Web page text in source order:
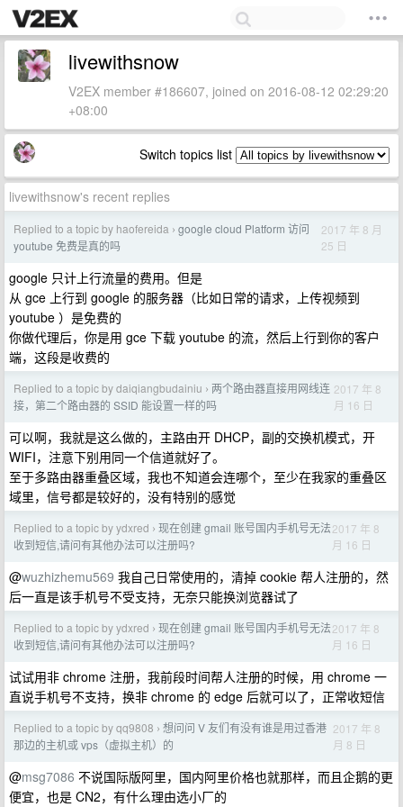
livewithsnow
V2EX member #186607, joined on 2016-08-12 02:29:20
+08:00
Switch topics list
livewithsnow's recent replies
Replied to a topic by haofereida › google cloud Platform 访问
youtube 免费是真的吗
2017 年 8 月
25 日
google 只计上行流量的费用。但是
从 gce 上行到 google 的服务器（比如日常的请求，上传视频到
youtube ）是免费的
你做代理后，你是用 gce 下载 youtube 的流，然后上行到你的客户
端，这段是收费的
Replied to a topic by daiqiangbudainiu › 两个路由器直接用网线连
接，第二个路由器的 SSID 能设置一样的吗
2017 年 8
月 16 日
可以啊，我就是这么做的，主路由开 DHCP，副的交换机模式，开
WIFI，注意下别用同一个信道就好了。
至于多路由器重叠区域，我也不知道会连哪个，至少在我家的重叠区
域里，信号都是较好的，没有特别的感觉
Replied to a topic by ydxred › 现在创建 gmail 账号国内手机号无法
收到短信,请问有其他办法可以注册吗?
2017 年 8
月 16 日
@wuzhizhemu569 我自己日常使用的，清掉 cookie 帮人注册的，然
后一直是该手机号不受支持，无奈只能换浏览器试了
Replied to a topic by ydxred › 现在创建 gmail 账号国内手机号无法
收到短信,请问有其他办法可以注册吗?
2017 年 8
月 16 日
试试用非 chrome 注册，我前段时间帮人注册的时候，用 chrome 一
直说手机号不支持，换非 chrome 的 edge 后就可以了，正常收短信
Replied to a topic by qq9808 › 想问问 V 友们有没有谁是用过香港
那边的主机或 vps（虚拟主机）的
2017 年 8
月 8 日
@msg7086 不说国际版阿里，国内阿里价格也就那样，而且企鹅的更
便宜，也是 CN2，有什么理由选小厂的